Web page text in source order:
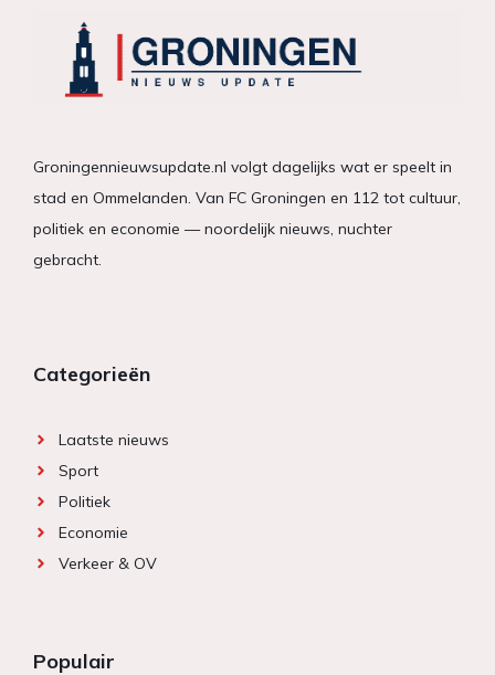
Groningennieuwsupdate.nl volgt dagelijks wat er speelt in
stad en Ommelanden. Van FC Groningen en 112 tot cultuur,
politiek en economie — noordelijk nieuws, nuchter
gebracht.
Categorieën
Laatste nieuws
Sport
Politiek
Economie
Verkeer & OV
Populair